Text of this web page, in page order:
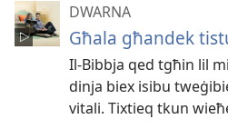
DWARNA
Għala għandek
Il-Bibbja qed tgħin lil
dinja biex isibu
vitali. Tixtieq tkun